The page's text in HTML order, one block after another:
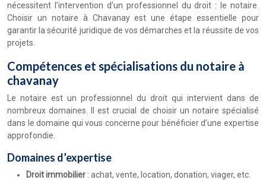
nécessitent l’intervention d’un professionnel du droit : le notaire.
Choisir un notaire à Chavanay est une étape essentielle pour
garantir la sécurité juridique de vos démarches et la réussite de vos
projets.
Compétences et spécialisations du notaire à
chavanay
Le notaire est un professionnel du droit qui intervient dans de
nombreux domaines. Il est crucial de choisir un notaire spécialisé
dans le domaine qui vous concerne pour bénéficier d’une expertise
approfondie.
Domaines d’expertise
Droit immobilier : achat, vente, location, donation, viager, etc.